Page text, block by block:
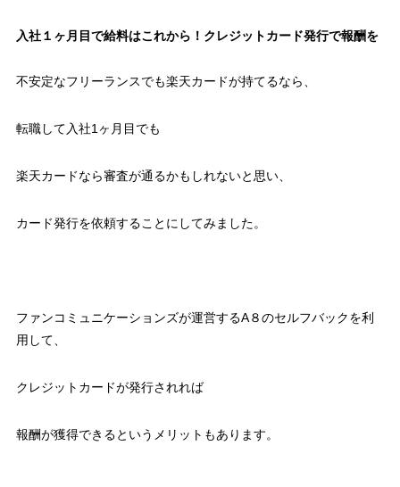
入社１ヶ月目で給料はこれから！クレジットカード発行で報酬を
不安定なフリーランスでも楽天カードが持てるなら、
転職して入社1ヶ月目でも
楽天カードなら審査が通るかもしれないと思い、
カード発行を依頼することにしてみました。
ファンコミュニケーションズが運営するA８のセルフバックを利
用して、
クレジットカードが発行されれば
報酬が獲得できるというメリットもあります。